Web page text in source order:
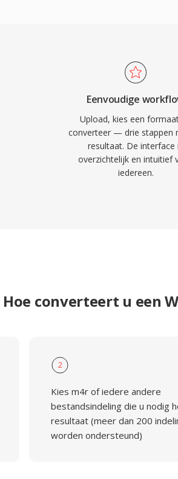
gedownload,
oproepen,
voordelen zijn
iTunes-
dankzij de
en de mogelijkheid
contacten
Eenvoudige
Upload, kies een
converteer — drie stappen
resultaat. De interface
overzichtelijk en intuitief
iedereen.
Hoe converteert u een
2
Kies m4r of iedere andere
bestandsindeling die u nodig
resultaat (meer dan 200
worden ondersteund)